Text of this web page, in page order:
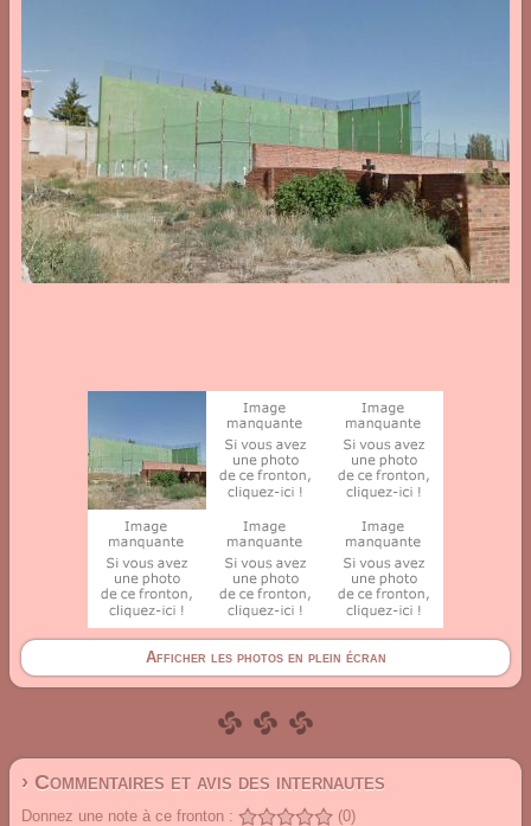
Afficher les photos en plein écran
› Commentaires et avis des internautes
Donnez une note à ce fronton : (0)